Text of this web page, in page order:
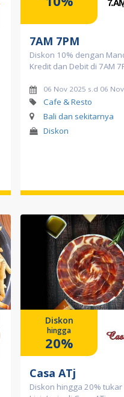
7AM 7PM
Diskon 10% dengan
Kredit dan Debit di 7AM
06 Nov 2025 s.d 06
Cafe & Resto
Bali dan sekitarnya
Diskon
Diskon
hingga
20%
Casa ATj
Diskon hingga 20% tukar